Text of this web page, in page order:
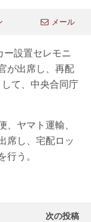
メール
ー設置セレモニ
が出席し、再配
て、中央合同庁
ヤマト運輸、
席し、宅配ロッ
う。
次の投稿